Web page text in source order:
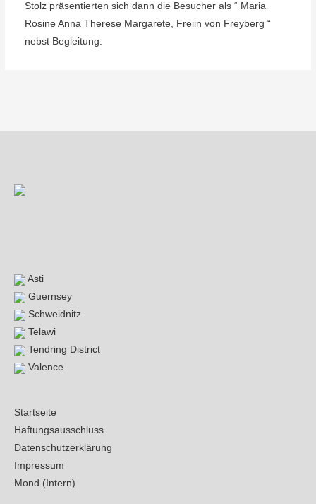
Stolz präsentierten sich dann die Besucher als “ Maria
Rosine Anna Therese Margarete, Freiin von Freyberg “
nebst Begleitung.
Asti
Guernsey
Schweidnitz
Telawi
Tendring District
Valence
Startseite
Haftungsausschluss
Datenschutzerklärung
Impressum
Mond (Intern)